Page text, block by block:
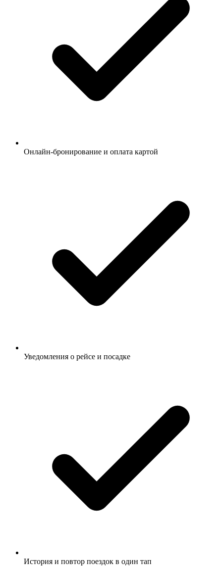
Онлайн-бронирование и оплата картой
Уведомления о рейсе и посадке
История и повтор поездок в один тап